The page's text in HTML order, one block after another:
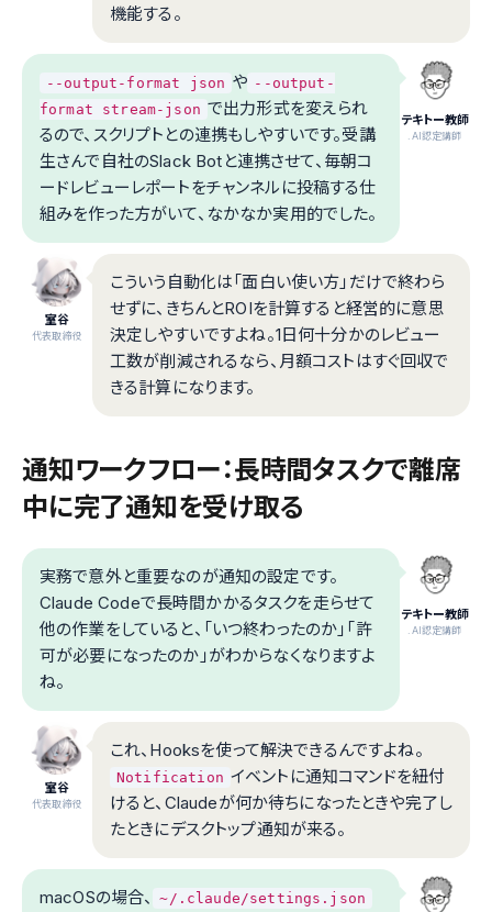
機能する。
テキトー教師
.AI認定講師
--output-format json や --output-
format stream-json で出力形式を変えられ
るので、スクリプトとの連携もしやすいです。受講
生さんで自社のSlack Botと連携させて、毎朝コ
ードレビューレポートをチャンネルに投稿する仕
組みを作った方がいて、なかなか実用的でした。
室谷
代表取締役
こういう自動化は「面白い使い方」だけで終わら
せずに、きちんとROIを計算すると経営的に意思
決定しやすいですよね。1日何十分かのレビュー
工数が削減されるなら、月額コストはすぐ回収で
きる計算になります。
通知ワークフロー：長時間タスクで離席
中に完了通知を受け取る
テキトー教師
.AI認定講師
実務で意外と重要なのが通知の設定です。
Claude Codeで長時間かかるタスクを走らせて
他の作業をしていると、「いつ終わったのか」「許
可が必要になったのか」がわからなくなりますよ
ね。
室谷
代表取締役
これ、Hooksを使って解決できるんですよね。
Notification イベントに通知コマンドを紐付
けると、Claudeが何か待ちになったときや完了し
たときにデスクトップ通知が来る。
macOSの場合、 ~/.claude/settings.json